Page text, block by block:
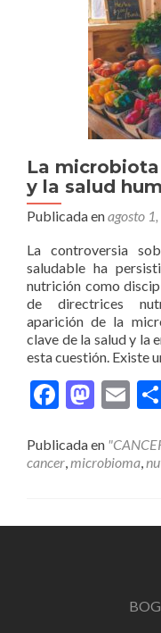
La
y la salud
Publicada enagosto
La controversia
saludable ha
nutrición como
de directrices
aparición de la
clave de la salud y la
esta cuestión. Existe
Publicada en
cancer,microbioma,